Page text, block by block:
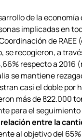
de la
implicadas en
de
recogieron, a
respecto a 2016
se mantiene
casi el doble
más de
para el
relación entre la
al objetivo del